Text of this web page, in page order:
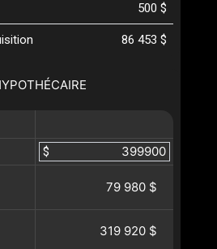
$
79 980 $
319 920 $
500 $
86 453 $